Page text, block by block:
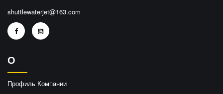
shuttlewaterjet@163.com
О
Профиль Компании